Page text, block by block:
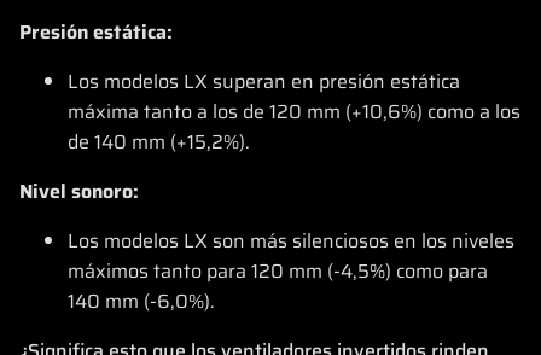
Presión estática:
Los modelos LX superan en presión estática
máxima tanto a los de 120 mm (+10,6%) como a los
de 140 mm (+15,2%).
Nivel sonoro:
Los modelos LX son más silenciosos en los niveles
máximos tanto para 120 mm (-4,5%) como para
140 mm (-6,0%).